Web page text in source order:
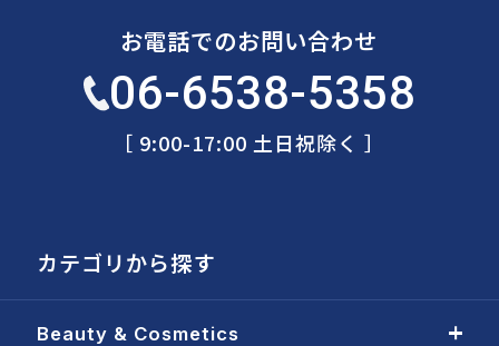
お電話でのお問い合わせ
06-6538-5358
［ 9:00-17:00 土日祝除く ］
カテゴリから探す
Beauty & Cosmetics